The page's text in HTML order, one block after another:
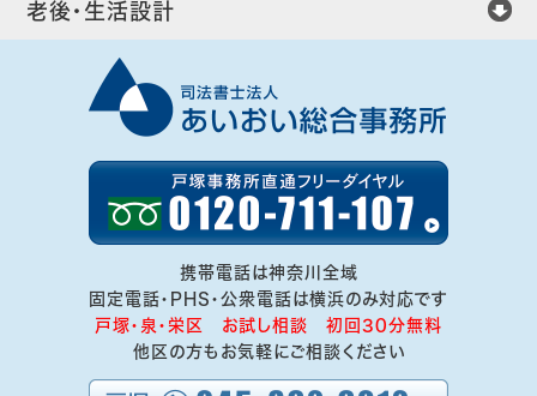
老後・生活設計
携帯電話は神奈川全域
固定電話・PHS・公衆電話は横浜のみ対応です
戸塚・泉・栄区 お試し相談 初回30分無料
他区の方もお気軽にご相談ください